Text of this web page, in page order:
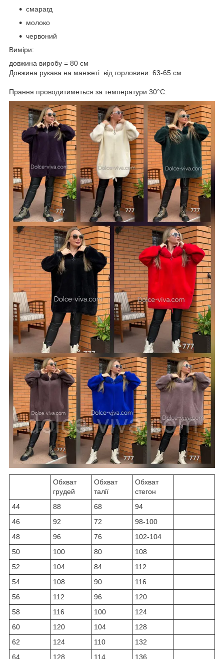
смарагд
молоко
червоний
Виміри:
довжина виробу = 80 см
Довжина рукава на манжеті від горловини: 63-65 см
Прання проводитиметься за температури 30°С.
Обхват
грудей
Обхват
талії
Обхват
стегон
44
88 68
94
46
92 72
98-100
48
96 76
102-104
50
100 80
108
52
104 84
112
54
108 90
116
56
112 96
120
58
116 100
124
60
120 104
128
62
124 110
132
64
128 114 136